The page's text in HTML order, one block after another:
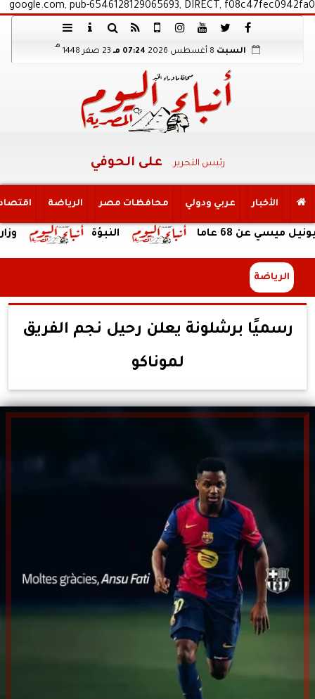
google.com, pub-6546128129065693, DIRECT, f08c47fec0942fa0
السبت 07:24 مـ 23 صفر 1448
هـ
رئيس التحرير على الحوفي
الأخبار عربي ودولي محافظات مصر الرياضة
وزارة النبؤة عن 68 عاما
الرياضة
رسميًا برشلونة يعلن رحيل نجم الفريق
لموناكو